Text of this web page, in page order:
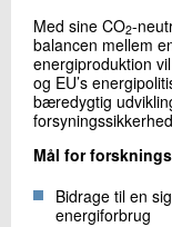
Med sine CO2-
balancen mellem
energiproduktion
og EU’s
bæredygtig
Mål for
Bidrage til en
energiforbrug